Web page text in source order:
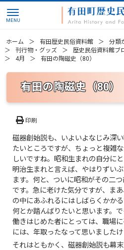
ホーム 有田歴史民俗資料館
分類
刊行物・グッズ
歴史民俗資料館ブ
4月
有田の陶磁史（80）
有田の陶磁史（80）
印刷
磁器創始説も、いよいよなじみ深
たいところですが、ちょっと複雑
しいですね。昭和生まれの自分に
明治生まれと言えば、やはりずい
ます。何と、ついに昭和がその二
です。急に老けた気分ですが、ま
の中にあふれるにはしばらくかか
何とか踏んばりたいと思います。
働きはじめた者にとっては、職場
には、年取ったなって思いましたけ
それはともかく、磁器創始説も幕